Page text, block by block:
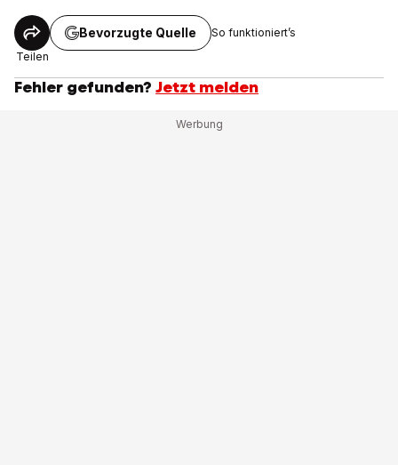
Teilen
Bevorzugte Quelle So funktioniert’s
Fehler gefunden? Jetzt melden